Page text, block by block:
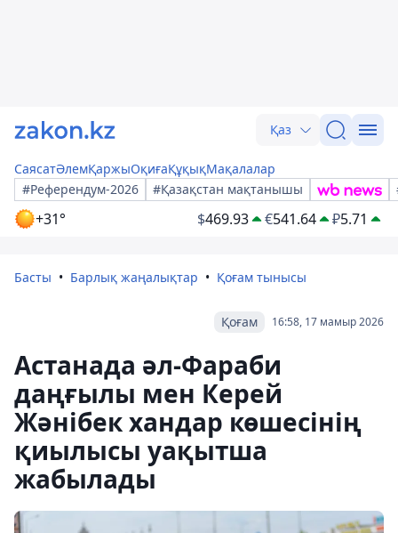
Қаз
СаясатӘлемҚаржыОқиғаҚұқықМақалалар
#Референдум-2026
#Қазақстан мақтанышы
+31° $469.93 €541.64 ₽5.71
Басты Барлық жаңалықтар Қоғам тынысы
16:58, 17 мамыр 2026
Қоғам
Астанада әл-Фараби
даңғылы мен Керей
Жәнібек хандар көшесінің
қиылысы уақытша
жабылады